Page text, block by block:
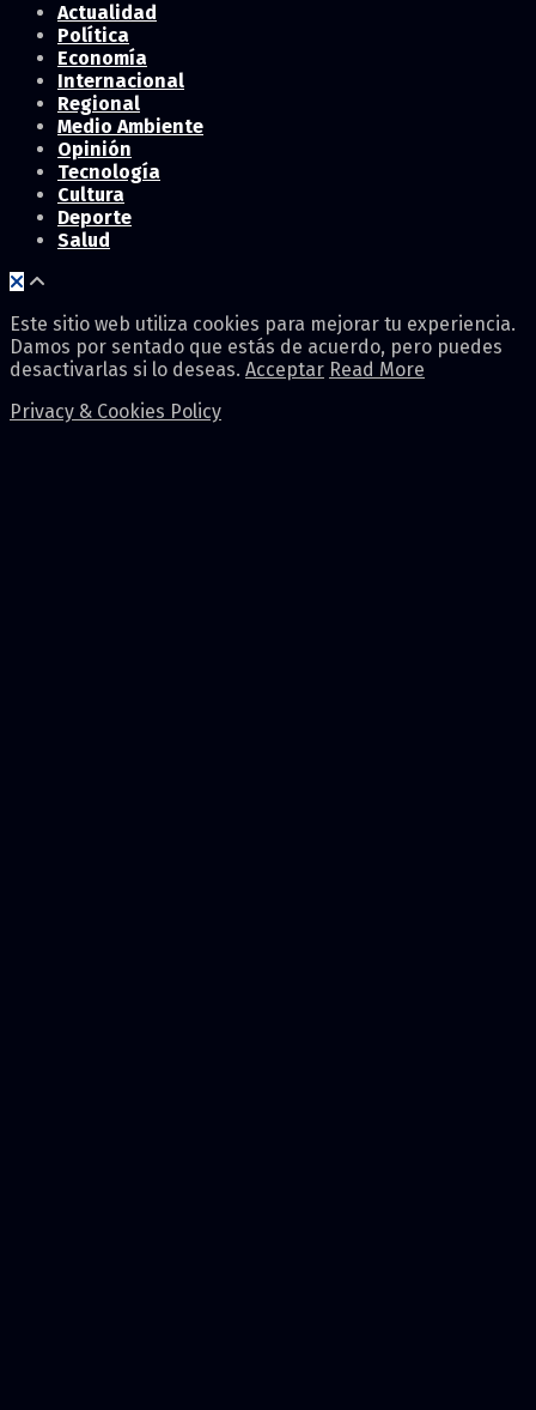
Actualidad
Política
Economía
Internacional
Regional
Medio Ambiente
Opinión
Tecnología
Cultura
Deporte
Salud
Este sitio web utiliza cookies para mejorar tu experiencia.
Damos por sentado que estás de acuerdo, pero puedes
desactivarlas si lo deseas. Acceptar Read More
Privacy & Cookies Policy